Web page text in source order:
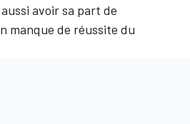
avoir sa part de
manque de réussite du